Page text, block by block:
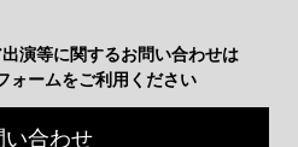
演等に関するお問い合わせは
ォームをご利用ください
い合わせ